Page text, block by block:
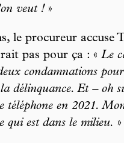
veut ! »
le procureur accuse
pas pour ça : « Le
condamnations
délinquance. Et – oh
téléphone en 2021.
qui est dans le milieu. »